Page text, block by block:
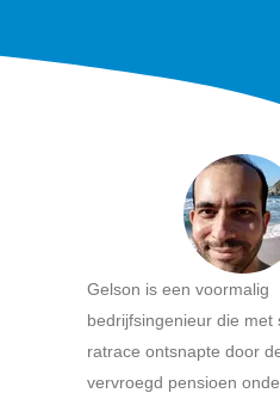
Gelson is een voormalig
bedrijfsingenieur die met
ratrace ontsnapte door
vervroegd pensioen